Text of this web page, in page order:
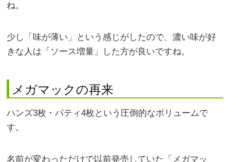
ね。
少し「味が薄い」という感じがしたので、濃い味が好
きな人は「ソース増量」した方が良いですね。
メガマックの再来
ハンズ3枚・パティ4枚という圧倒的なボリュームで
す。
名前が変わっただけで以前発売していた「メガマッ